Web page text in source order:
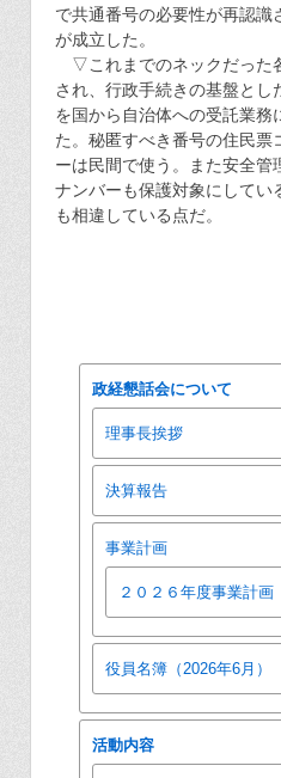
で共通番号の必要性が再認識
が成立した。
▽これまでのネックだった
され、行政手続きの基盤と
を国から自治体への受託業務
た。秘匿すべき番号の住民票
ーは民間で使う。また安全管
ナンバーも保護対象にしてい
も相違している点だ。
政経懇話会について
理事長挨拶
決算報告
事業計画
２０２６年度事業計画
役員名簿（2026年6月）
活動内容